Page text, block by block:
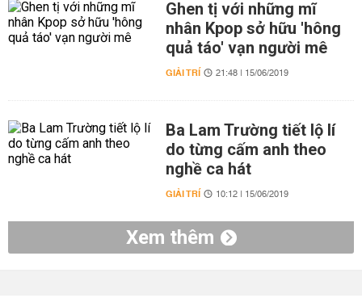
Ghen tị với những mĩ
nhân Kpop sở hữu 'hông
quả táo' vạn người mê
GIẢI TRÍ 21:48 | 15/06/2019
Ba Lam Trường tiết lộ lí
do từng cấm anh theo
nghề ca hát
GIẢI TRÍ 10:12 | 15/06/2019
Xem thêm